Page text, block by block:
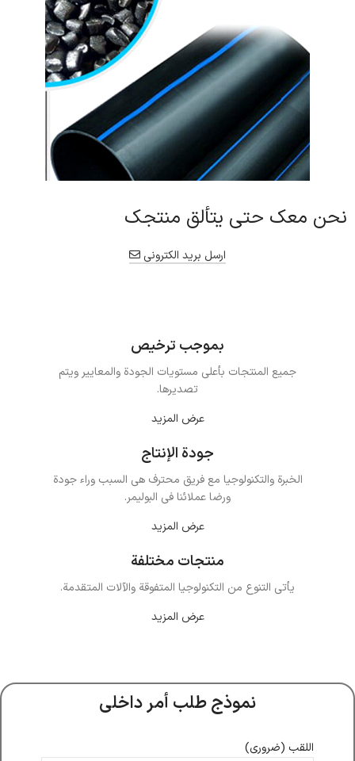
نحن معك حتى يتألق منتجك
ارسل بريد الكتروني
بموجب ترخيص
جميع المنتجات بأعلى مستويات الجودة والمعايير ويتم
تصديرها.
عرض المزيد
جودة الإنتاج
الخبرة والتكنولوجيا مع فريق محترف هي السبب وراء جودة
ورضا عملائنا في البوليمر.
عرض المزيد
منتجات مختلفة
يأتي التنوع من التكنولوجيا المتفوقة والآلات المتقدمة.
عرض المزيد
نموذج طلب أمر داخلي
اللقب (ضروري)